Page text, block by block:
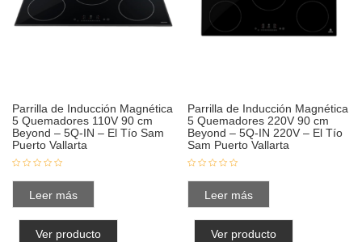
Parrilla de Inducción Magnética
5 Quemadores 110V 90 cm
Beyond – 5Q-IN – El Tío Sam
Puerto Vallarta
Leer más
Ver producto
Parrilla de Inducción Magnética
5 Quemadores 220V 90 cm
Beyond – 5Q-IN 220V – El Tío
Sam Puerto Vallarta
Leer más
Ver producto